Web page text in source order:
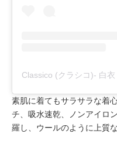
素肌に着てもサラサラな着
チ、吸水速乾、ノンアイロ
羅し、ウールのように上質